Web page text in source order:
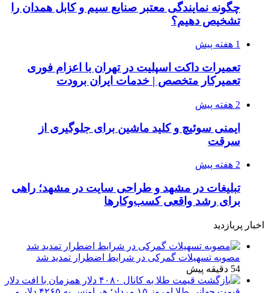
چگونه نمایندگی معتبر صنایع سیم و کابل همدان را
تشخیص دهیم؟
1 هفته پیش
تعمیرات داکت اسپلیت در تهران با اعزام فوری
تعمیرکار متخصص | خدمات ایران برودت
2 هفته پیش
ایمنی سوئیچ و کلید ماشین برای جلوگیری از
سرقت
2 هفته پیش
تبلیغات در مشهد و طراحی سایت در مشهد؛ راهی
برای رشد واقعی کسب‌وکارها
اخبار پربازدید
مصوبه تسهیلات گمرکی در شرایط اضطرار تمدید شد
54 دقیقه پیش